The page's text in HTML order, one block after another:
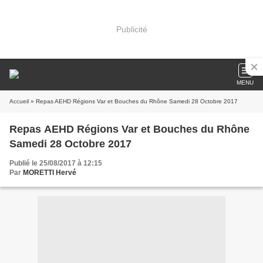
Publicité
MENU
Accueil » Repas AEHD Régions Var et Bouches du Rhône Samedi 28 Octobre 2017
Repas AEHD Régions Var et Bouches du Rhône
Samedi 28 Octobre 2017
Publié le 25/08/2017 à 12:15
Par MORETTI Hervé